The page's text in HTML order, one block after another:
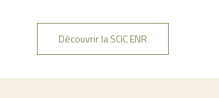
Découvrir la SCIC ENR